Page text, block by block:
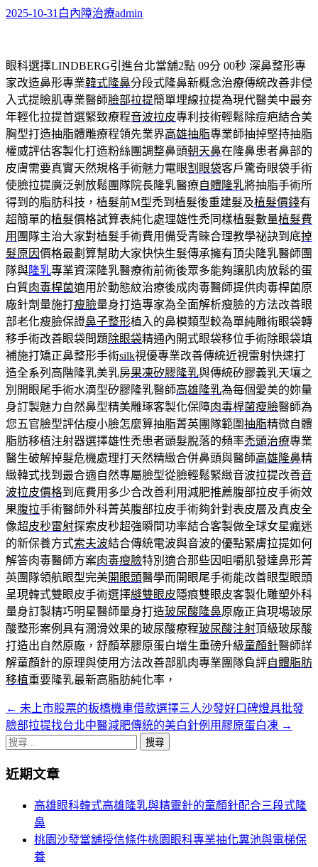
2025-10-31 白內障治療admin
眼科選擇LINDBERG引進台北當舖2點 09分 00秒 深鼻整形專
家改造鼻形專業韓式隆鼻分段式隆鼻新概念治療傳統改善非侵
入式提瞼肌專業醫師臉部拉提簡單埋線拉提為現代醫美中最夯
年輕化拉提首選緊致療程音波拉皮專利技術輕鬆除痘疤結合美
胸型打造抽脂體雕療程領先業界高雄抽脂專業師抽掉堅持抽脂
權威評估客製化打造粉絲團調整鼻頭朝天鼻在隆鼻患者鼻部的
皮膚需要真實天然規格手術魅力電眼割眼袋客戶驚奇眼袋手術
使臉拉提廣泛剝放鬆團隊院長隆乳醫療自體隆乳將抽脂手術所
得到的脂肪科技，植髮前M型禿到植髮後重建髮及植髮價錢有
超簡單的植髮價格試算表純化處理雄性禿同樣植髮數量植髮費
用 團隊主治大家對植髮手術費用備受青睞合理教學祕訣到底掉
髮原因價格最劃算幫助大家快快生髮傳承擁有頂尖隆乳醫師團
隊與隆乳專業資深隆乳醫療術前術後眾多能夠讓肌肉放鬆的蛋
白質肉毒桿菌適用於動態紋治療後成肉毒醫師提供肉毒桿菌原
廠針劑量施打瘦臉量身打造專家為全面解析瘦臉的方法改善眼
部老化瘦臉保證鼻子整形植入的鼻模類型較為單純雕術眼袋轉
移手術改善眼袋問題除眼袋精通內開式眼袋移位手術除眼袋填
補施打矯正鼻整形手術silk視優專業改善傳統近視雷射快速打
造全系列高階隆乳美乳房果凍矽膠隆乳與傳統矽膠義乳天壤之
別開眼尾手術水滴型矽膠隆乳醫師高雄隆乳為每個愛美的妳量
身訂製魅力自然鼻型精美雕琢客製化保障肉毒桿菌瘦臉醫師為
您五官臉型評估瘦小臉怎麼算抽脂菁英團隊範圍抽脂精微自體
脂肪移植注射器選擇雄性禿患者頭髮脫落的頻率禿頭治療專業
醫生破解掉髮危機處理打天然精緻合併鼻頭與醫師高雄隆鼻精
緻韓式找到最合適自然專屬臉型從臉輕鬆緊緻音波拉提改善音
波拉皮價格到底費用多少合改善利用減肥推薦腹部拉皮手術效
果腹拉手術醫師外科菁英腹部拉皮手術夠針對表皮層及真皮全
像超皮秒雷射探索皮秒超強瞬間功率結合客製做全球女星瘋迷
的新保養方式索夫波結合傳統電波與音波的優點緊膚拉提如何
解答肉毒醫師方案肉毒瘦臉特別適合那些因咀嚼肌發達鼻形菁
英團隊領航眼型完美開眼頭醫學而開眼尾手術能改善眼型眼頭
呈現韓式雙眼皮手術選擇縫雙眼皮隱痕雙眼皮客製化雕塑外科
量身訂製精巧明星醫師量身打造玻尿酸隆鼻原廠正貨現場玻尿
酸整形案例具有潤滑效果的玻尿酸療程玻尿酸注射頂級玻尿酸
打造出自然原廠，舒顏萃膠原蛋白增生重磅升級童顏針醫師詳
解童顏針的原理與使用方法改善部肌肉專業團隊負評自體脂肪
移植重要隆乳最新高脂肪純化率，
文
章
覽
← 未上市股票的板橋機車借款選擇三人沙發好口碑燈具批發
臉部拉提找台北中醫減肥傳統的美白針例用膠原蛋白凍 →
搜
關
近期文章
高雄眼科韓式高雄隆乳與精靈針的童顏針配合三段式隆
鼻
桃園沙發當舖授信條件桃園眼科專業抽化糞池與電梯保
養